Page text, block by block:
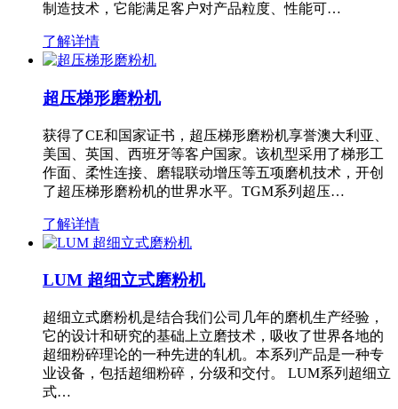
制造技术，它能满足客户对产品粒度、性能可…
了解详情
超压梯形磨粉机
获得了CE和国家证书，超压梯形磨粉机享誉澳大利亚、
美国、英国、西班牙等客户国家。该机型采用了梯形工
作面、柔性连接、磨辊联动增压等五项磨机技术，开创
了超压梯形磨粉机的世界水平。TGM系列超压…
了解详情
LUM 超细立式磨粉机
超细立式磨粉机是结合我们公司几年的磨机生产经验，
它的设计和研究的基础上立磨技术，吸收了世界各地的
超细粉碎理论的一种先进的轧机。本系列产品是一种专
业设备，包括超细粉碎，分级和交付。 LUM系列超细立
式…